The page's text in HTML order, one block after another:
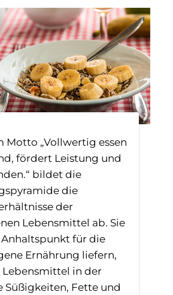
Motto „Vollwertig essen
fördert Leistung und
bildet die
die
der
Lebensmittel ab. Sie
für die
Ernährung liefern,
Lebensmittel in der
Süßigkeiten, Fette und